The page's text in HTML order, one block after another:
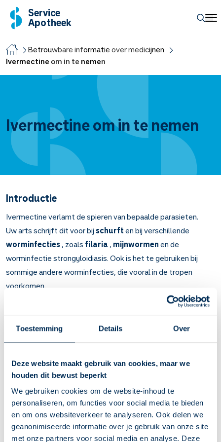
Toestemming Details Over
Deze website maakt gebruik van cookies, maar we
houden dit bewust beperkt
We gebruiken cookies om de website-inhoud te
personaliseren, om functies voor social media te bieden
en om ons websiteverkeer te analyseren. Ook delen we
geanonimiseerde informatie over je gebruik van onze site
met onze partners voor social media en analyse. Deze
Service
Apotheek
Betrouwbare informatie over medicijnen
Ivermectine om in te nemen
Ivermectine om in te nemen
Introductie
Ivermectine verlamt de spieren van bepaalde parasieten.
Uw arts schrijft dit voor bijschurften bij verschillende
worminfecties, zoals filaria , mijnwormenen de
worminfectie strongyloidiasis. Ook is het te gebruiken bij
sommige andere worminfecties, die vooral in de tropen
voorkomen.
Belangrijk om te weten over Ivermectine om in
te nemen
Ivermectine-tabletten werkt tegen schurftmijten en
Bij schurft en verschillende worminfecties.
Neem dit medicijn in op een lege maag. Dus 2 uur voor of 2
uur na het eten.
Bij schurft kunt u in het begin meer jeuk krijgen. Dat is
normaal, de jeuk verdwijnt binnen 3 tot 4 weken.
Het kan dat u wormen in uw poep vindt. Dit waren dan
wormen die u zonder het te weten bij u droeg en die ook